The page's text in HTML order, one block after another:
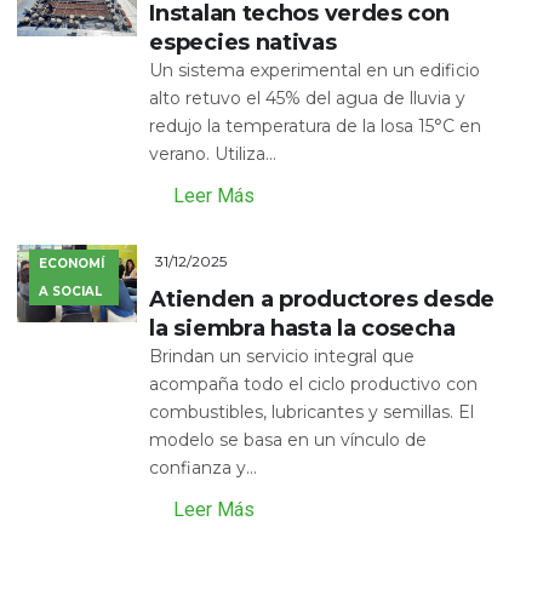
Instalan techos verdes con
especies nativas
Un sistema experimental en un edificio
alto retuvo el 45% del agua de lluvia y
redujo la temperatura de la losa 15°C en
verano. Utiliza...
Leer Más
ECONOMÍ
A SOCIAL
31/12/2025
Atienden a productores desde
la siembra hasta la cosecha
Brindan un servicio integral que
acompaña todo el ciclo productivo con
combustibles, lubricantes y semillas. El
modelo se basa en un vínculo de
confianza y...
Leer Más